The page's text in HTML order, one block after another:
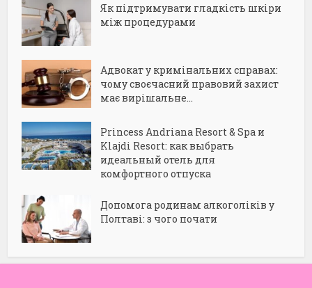
Як підтримувати гладкість шкіри
між процедурами
Адвокат у кримінальних справах:
чому своєчасний правовий захист
має вирішальне...
Princess Andriana Resort & Spa и
Klajdi Resort: как выбрать
идеальный отель для
комфортного отпуска
Допомога родинам алкоголіків у
Полтаві: з чого почати